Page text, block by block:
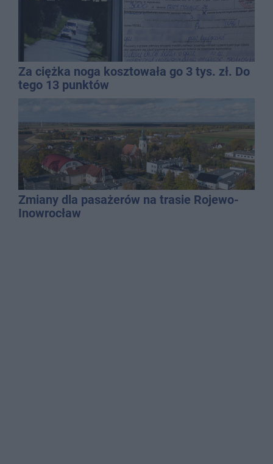
Za ciężka noga kosztowała go 3 tys. zł. Do
tego 13 punktów
Zmiany dla pasażerów na trasie Rojewo-
Inowrocław